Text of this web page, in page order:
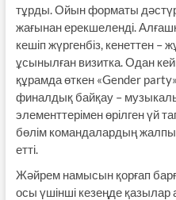
тұрды. Ойын форматы
жағынан ерекшеленді.
кешіп жүргенбіз, кенеттен –
ұсынылған визитка. Одан
құрамда өткен «Gender
финалдық байқау –
элементтерімен өрілген үй
бөлім командалардың
етті.
Жәйрем намысын қорғап
осы үшінші кезеңде